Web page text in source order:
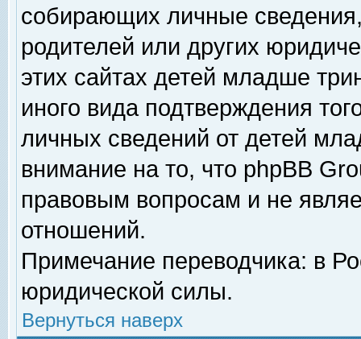
собирающих личные
родителей или других
этих сайтах детей младше
иного вида подтверждения
личных сведений от детей
внимание на то, что phpBB
правовым вопросам и не
отношений.
Примечание переводчика: в
юридической силы.
Вернуться наверх